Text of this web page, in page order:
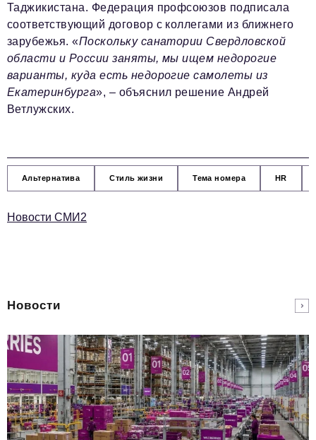
Таджикистана. Федерация профсоюзов подписала
соответствующий договор с коллегами из ближнего
зарубежья. «Поскольку санатории Свердловской
области и России заняты, мы ищем недорогие
варианты, куда есть недорогие самолеты из
Екатеринбурга», – объяснил решение Андрей
Ветлужских.
Альтернатива Стиль жизни Тема номера HR
Новости СМИ2
Новости